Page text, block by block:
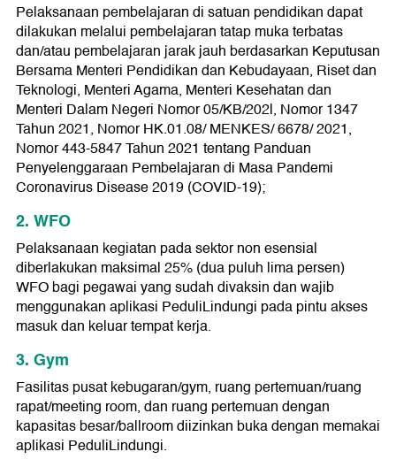
Pelaksanaan pembelajaran di satuan pendidikan dapat
dilakukan melalui pembelajaran tatap muka terbatas
dan/atau pembelajaran jarak jauh berdasarkan Keputusan
Bersama Menteri Pendidikan dan Kebudayaan, Riset dan
Teknologi, Menteri Agama, Menteri Kesehatan dan
Menteri Dalam Negeri Nomor 05/KB/202l, Nomor 1347
Tahun 2021, Nomor HK.01.08/ MENKES/ 6678/ 2021,
Nomor 443-5847 Tahun 2021 tentang Panduan
Penyelenggaraan Pembelajaran di Masa Pandemi
Coronavirus Disease 2019 (COVID-19);
2. WFO
Pelaksanaan kegiatan pada sektor non esensial
diberlakukan maksimal 25% (dua puluh lima persen)
WFO bagi pegawai yang sudah divaksin dan wajib
menggunakan aplikasi PeduliLindungi pada pintu akses
masuk dan keluar tempat kerja.
3. Gym
Fasilitas pusat kebugaran/gym, ruang pertemuan/ruang
rapat/meeting room, dan ruang pertemuan dengan
kapasitas besar/ballroom diizinkan buka dengan memakai
aplikasi PeduliLindungi.